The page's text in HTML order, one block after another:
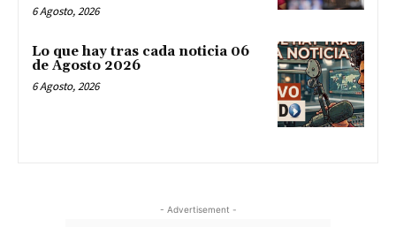
6 Agosto, 2026
Lo que hay tras cada noticia 06
de Agosto 2026
6 Agosto, 2026
- Advertisement -